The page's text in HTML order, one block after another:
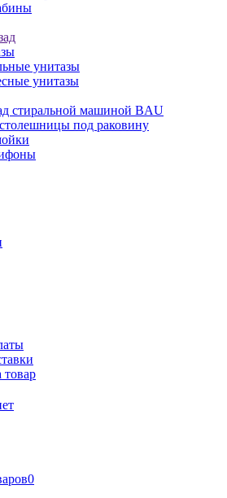
унитазы
унитазы
стиральной машиной BAU
под раковину
товар
0